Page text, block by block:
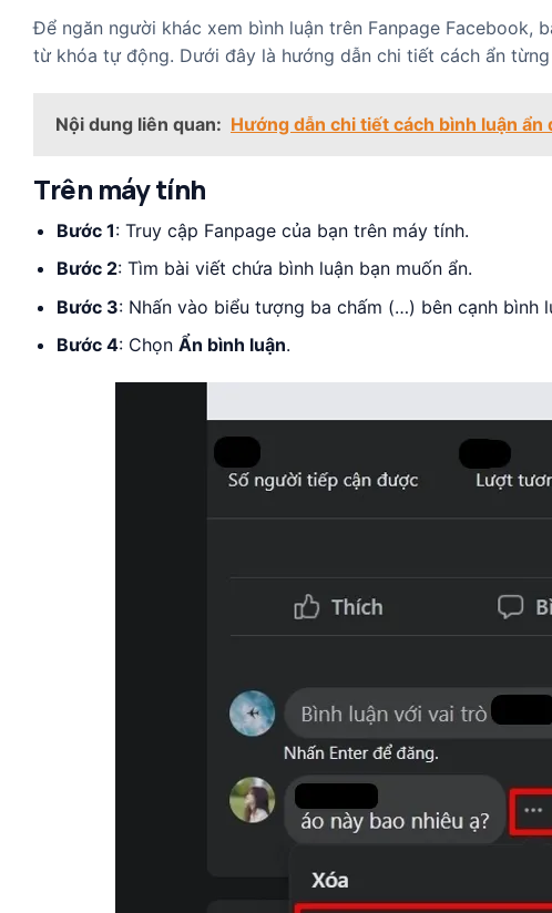
Để ngăn người khác xem bình luận trên Fanpage
từ khóa tự động. Dưới đây là hướng dẫn chi tiết cách ẩn
Nội dung liên quan: Hướng dẫn chi tiết cách bình luận ẩn
Trên máy tính
Bước 1: Truy cập Fanpage của bạn trên máy tính.
Bước 2: Tìm bài viết chứa bình luận bạn muốn ẩn.
Bước 3: Nhấn vào biểu tượng ba chấm (…) bên cạnh bình
Bước 4: Chọn Ẩn bình luận.